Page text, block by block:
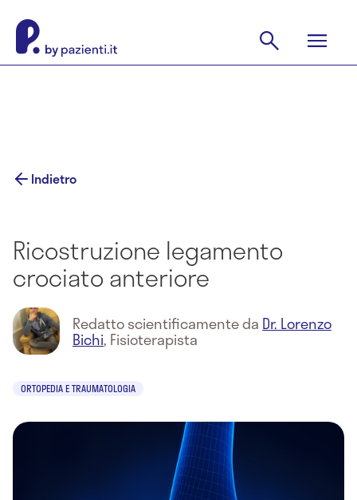
Indietro
Ricostruzione legamento
crociato anteriore
Redatto scientificamente da Dr. Lorenzo
Bichi, Fisioterapista
ORTOPEDIA E TRAUMATOLOGIA